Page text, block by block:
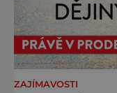
ZAJÍMAVOSTI